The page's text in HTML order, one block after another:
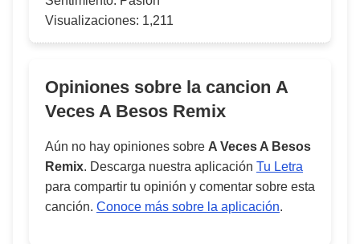
Visualizaciones: 1,211
Opiniones sobre la cancion A
Veces A Besos Remix
Aún no hay opiniones sobre A Veces A Besos
Remix. Descarga nuestra aplicación Tu Letra
para compartir tu opinión y comentar sobre esta
canción. Conoce más sobre la aplicación.